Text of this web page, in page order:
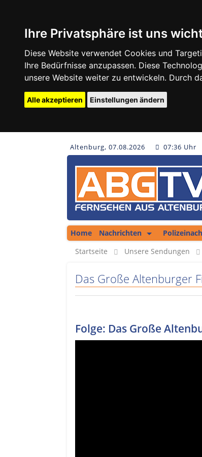
Ihre Privatsphäre ist uns
Diese Website verwendet Cookies und
Ihre Bedürfnisse anzupassen. Diese
unsere Website weiter zu entwickeln. Durch
Alle akzeptieren Einstellungen ändern
Altenburg, 07.08.2026 07:36 Uhr
Home
Nachrichten
Kolumne
Unsere Podcasts
Startseite
Unsere Sendungen
Das Große Altenburger
Folge: Das Große